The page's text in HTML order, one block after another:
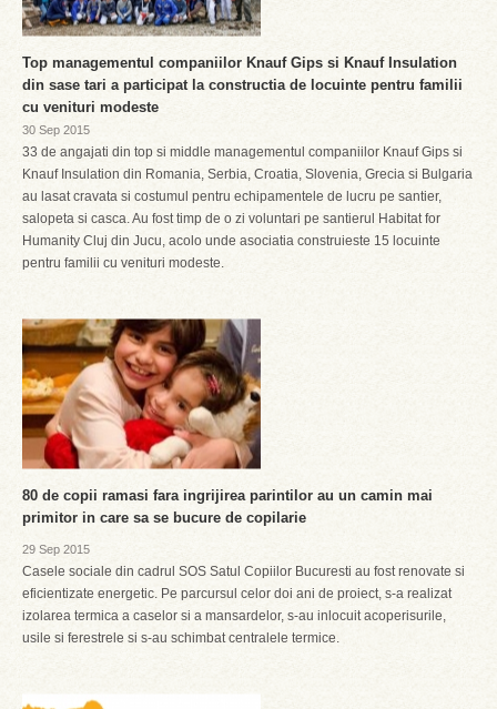
Top managementul companiilor Knauf Gips si Knauf Insulation
din sase tari a participat la constructia de locuinte pentru familii
cu venituri modeste
30 Sep 2015
33 de angajati din top si middle managementul companiilor Knauf Gips si
Knauf Insulation din Romania, Serbia, Croatia, Slovenia, Grecia si Bulgaria
au lasat cravata si costumul pentru echipamentele de lucru pe santier,
salopeta si casca. Au fost timp de o zi voluntari pe santierul Habitat for
Humanity Cluj din Jucu, acolo unde asociatia construieste 15 locuinte
pentru familii cu venituri modeste.
80 de copii ramasi fara ingrijirea parintilor au un camin mai
primitor in care sa se bucure de copilarie
29 Sep 2015
Casele sociale din cadrul SOS Satul Copiilor Bucuresti au fost renovate si
eficientizate energetic. Pe parcursul celor doi ani de proiect, s-a realizat
izolarea termica a caselor si a mansardelor, s-au inlocuit acoperisurile,
usile si ferestrele si s-au schimbat centralele termice.